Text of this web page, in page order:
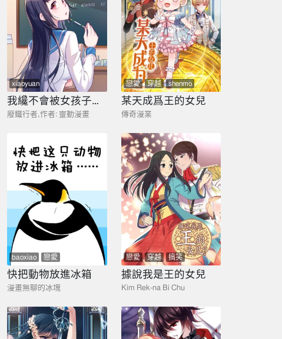
xiaoyuan
我纔不會被女孩子欺負呢
廢鐵行者,作者: 靈動漫畫
戀愛 穿越 shenmo
某天成爲王的女兒
傳奇漫業
baoxiao 戀愛
快把動物放進冰箱
漫畫無聊的冰塊
戀愛 穿越 搞笑
據說我是王的女兒
Kim Rek-na Bi Chu